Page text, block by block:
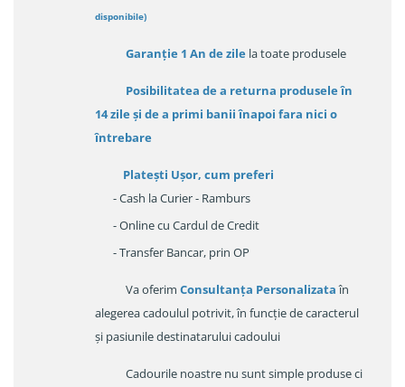
disponibile)
Garanție 1 An de zile la toate produsele
Posibilitatea de a returna produsele în
14 zileși de a primi banii înapoi fara nici o
întrebare
Platești Ușor, cum preferi
- Cash la Curier - Ramburs
- Online cu Cardul de Credit
- Transfer Bancar, prin OP
Va oferim Consultanța Personalizataîn
alegerea cadoulul potrivit, în funcție de caracterul
și pasiunile destinatarului cadoului
Cadourile noastre nu sunt simple produse ci